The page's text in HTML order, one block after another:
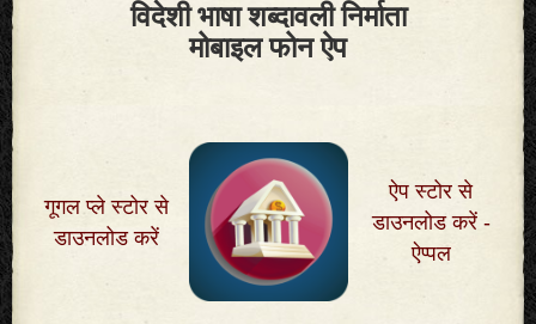
विदेशी भाषा शब्दावली निर्माता
मोबाइल फोन ऐप
गूगल प्ले स्टोर से
डाउनलोड करें
ऐप स्टोर से
डाउनलोड करें -
ऐप्पल